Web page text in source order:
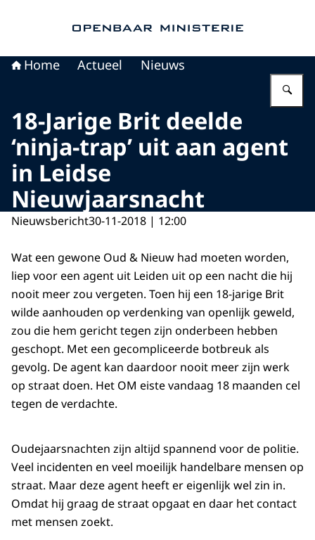
Home Actueel Nieuws
18-Jarige Brit deelde
‘ninja-trap’ uit aan agent
in Leidse
Nieuwjaarsnacht
Nieuwsbericht30-11-2018 | 12:00
Wat een gewone Oud & Nieuw had moeten worden,
liep voor een agent uit Leiden uit op een nacht die hij
nooit meer zou vergeten. Toen hij een 18-jarige Brit
wilde aanhouden op verdenking van openlijk geweld,
zou die hem gericht tegen zijn onderbeen hebben
geschopt. Met een gecompliceerde botbreuk als
gevolg. De agent kan daardoor nooit meer zijn werk
op straat doen. Het OM eiste vandaag 18 maanden cel
tegen de verdachte.
Oudejaarsnachten zijn altijd spannend voor de politie.
Veel incidenten en veel moeilijk handelbare mensen op
straat. Maar deze agent heeft er eigenlijk wel zin in.
Omdat hij graag de straat opgaat en daar het contact
met mensen zoekt.